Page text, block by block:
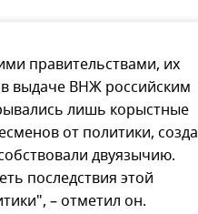
правительствами, их
выдаче ВНЖ российским
лишь корыстные
от политики,
двуязычию.
последствия этой
– отметил он.